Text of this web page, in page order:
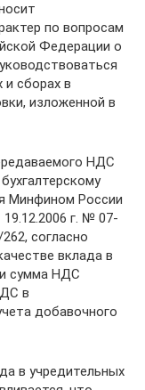
по вопросам
Федерации о
и сборах в
изложенной в
НДС
Минфином России
г. № 07-
согласно
вклада в
сумма НДС
в
добавочного
в учредительных